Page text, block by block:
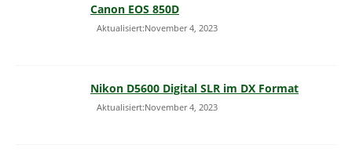
Canon EOS 850D
Aktualisiert:November 4, 2023
Nikon D5600 Digital SLR im DX Format
Aktualisiert:November 4, 2023